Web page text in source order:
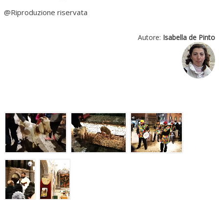
@Riproduzione riservata
Autore: Isabella de Pinto